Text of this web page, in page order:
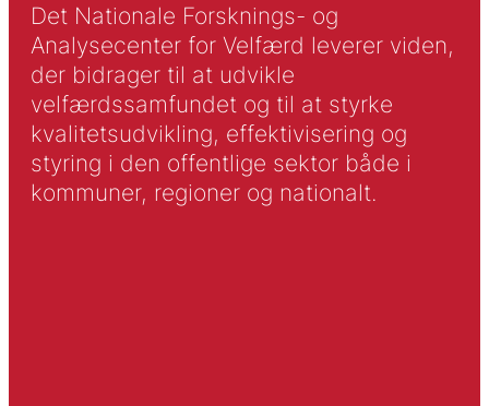
Det Nationale Forsknings- og
Analysecenter for Velfærd leverer viden,
der bidrager til at udvikle
velfærdssamfundet og til at styrke
kvalitetsudvikling, effektivisering og
styring i den offentlige sektor både i
kommuner, regioner og nationalt.